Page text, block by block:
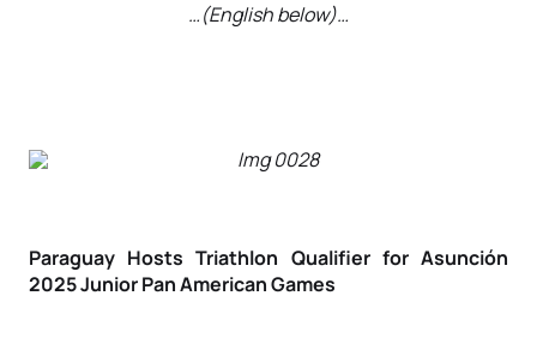
…(English below)…
Paraguay Hosts Triathlon Qualifier for Asunción
2025 Junior Pan American Games